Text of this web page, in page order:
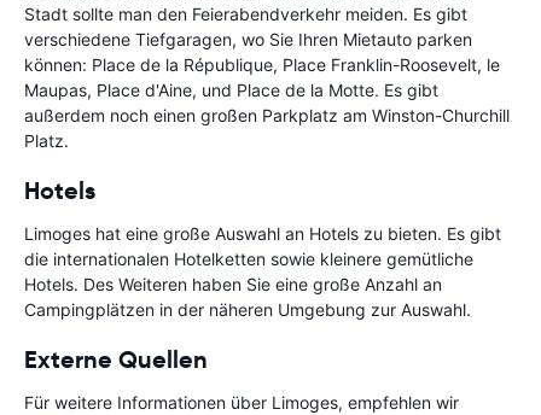
Stadt sollte man den Feierabendverkehr meiden. Es gibt
verschiedene Tiefgaragen, wo Sie Ihren Mietauto parken
können: Place de la République, Place Franklin-Roosevelt, le
Maupas, Place d'Aine, und Place de la Motte. Es gibt
außerdem noch einen großen Parkplatz am Winston-Churchill
Platz.
Hotels
Limoges hat eine große Auswahl an Hotels zu bieten. Es gibt
die internationalen Hotelketten sowie kleinere gemütliche
Hotels. Des Weiteren haben Sie eine große Anzahl an
Campingplätzen in der näheren Umgebung zur Auswahl.
Externe Quellen
Für weitere Informationen über Limoges, empfehlen wir